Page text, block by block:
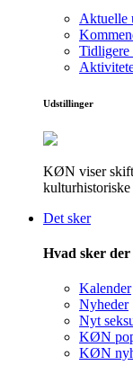
Aktuelle
Tidligere
Udstillinger
KØN viser
Det sker
Hvad sker
Kalender
Nyheder
Nyt
KØN
KØN